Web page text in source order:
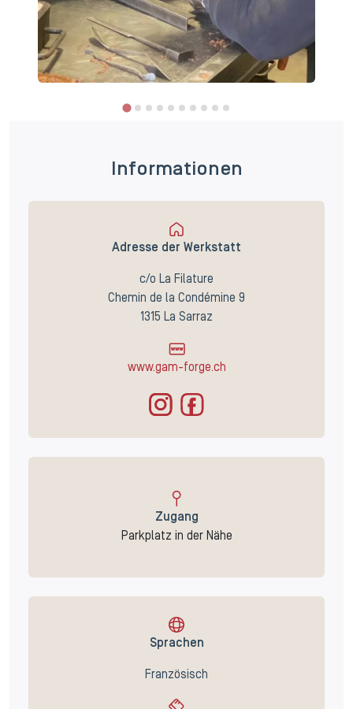
Informationen
Adresse der Werkstatt
c/o La Filature
Chemin de la Condémine 9
1315 La Sarraz
www.gam-forge.ch
Zugang
Parkplatz in der Nähe
Sprachen
Französisch